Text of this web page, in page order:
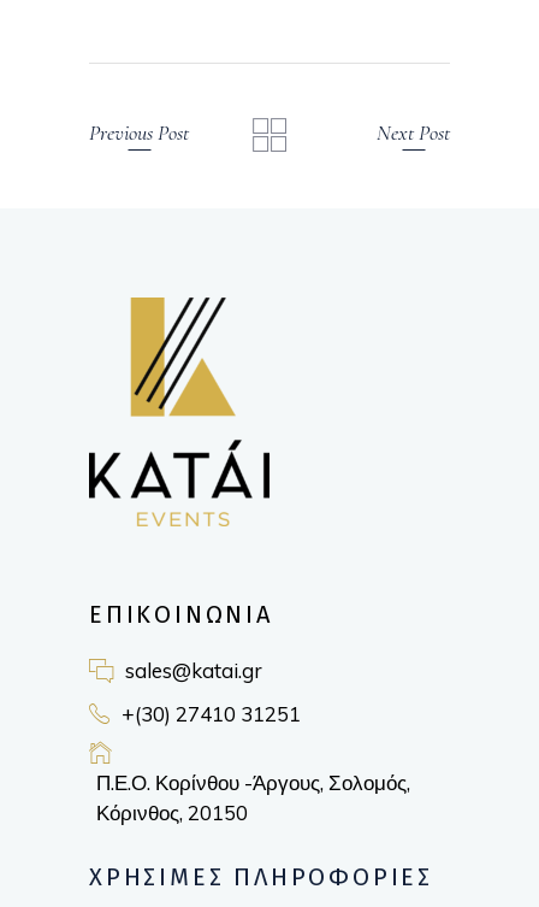
Previous Post Next Post
ΕΠΙΚΟΙΝΩΝΙΑ
sales@katai.gr
+(30) 27410 31251
Π.Ε.Ο. Κορίνθου -Άργους, Σολομός,
Κόρινθος, 20150
ΧΡΗΣΙΜΕΣ ΠΛΗΡΟΦΟΡΙΕΣ